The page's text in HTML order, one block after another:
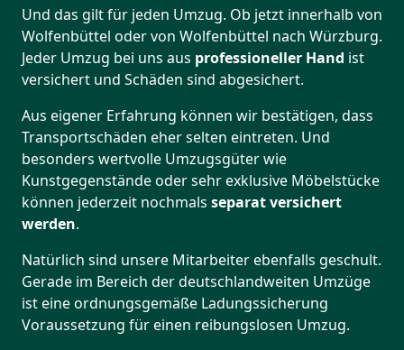
Und das gilt für jeden Umzug. Ob jetzt innerhalb von
Wolfenbüttel oder von Wolfenbüttel nach Würzburg.
Jeder Umzug bei uns aus professioneller Hand ist
versichert und Schäden sind abgesichert.
Aus eigener Erfahrung können wir bestätigen, dass
Transportschäden eher selten eintreten. Und
besonders wertvolle Umzugsgüter wie
Kunstgegenstände oder sehr exklusive Möbelstücke
können jederzeit nochmals separat versichert
werden.
Natürlich sind unsere Mitarbeiter ebenfalls geschult.
Gerade im Bereich der deutschlandweiten Umzüge
ist eine ordnungsgemäße Ladungssicherung
Voraussetzung für einen reibungslosen Umzug.